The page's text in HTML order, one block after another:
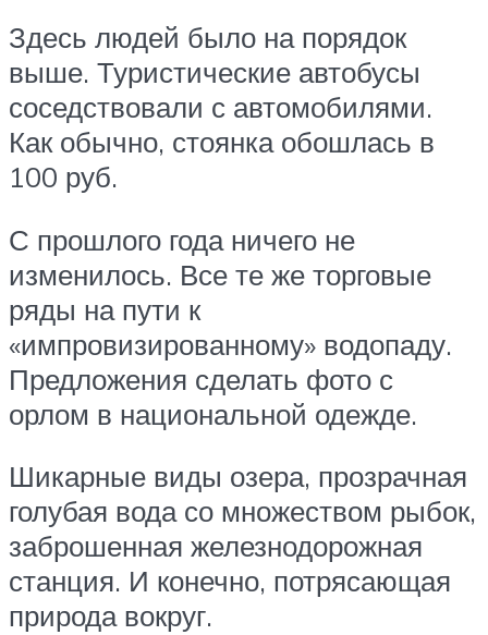
Здесь людей было на порядок
выше. Туристические автобусы
соседствовали с автомобилями.
Как обычно, стоянка обошлась в
100 руб.
С прошлого года ничего не
изменилось. Все те же торговые
ряды на пути к
«импровизированному» водопаду.
Предложения сделать фото с
орлом в национальной одежде.
Шикарные виды озера, прозрачная
голубая вода со множеством рыбок,
заброшенная железнодорожная
станция. И конечно, потрясающая
природа вокруг.